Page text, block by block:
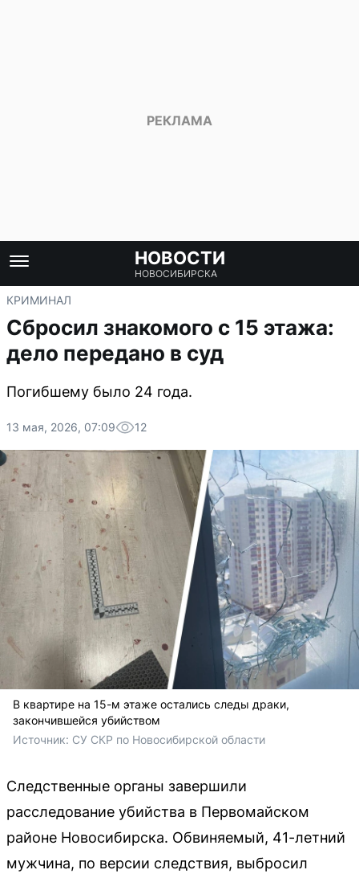
НОВОСТИ
НОВОСИБИРСКА
КРИМИНАЛ
Сбросил знакомого с 15 этажа:
дело передано в суд
Погибшему было 24 года.
13 мая, 2026, 07:09 12
В квартире на 15-м этаже остались следы драки,
закончившейся убийством
Источник: СУ СКР по Новосибирской области
Следственные органы завершили
расследование убийства в Первомайском
районе Новосибирска. Обвиняемый, 41-летний
мужчина, по версии следствия, выбросил